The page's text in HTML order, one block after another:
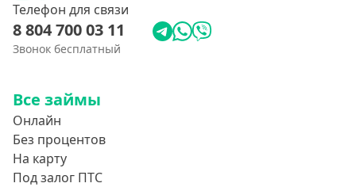
Телефон для связи
8 804 700 03 11
Звонок бесплатный
Все займы
Онлайн
Без процентов
На карту
Под залог ПТС